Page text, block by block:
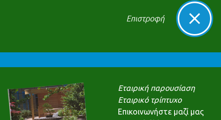
Εταιρική παρουσίαση
Εταιρικό τρίπτυχο
Επικοινωνήστε μαζί μας